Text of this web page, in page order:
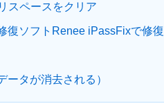
スペースをクリア
復ソフトRenee iPassFixで修復
ータが消去される）